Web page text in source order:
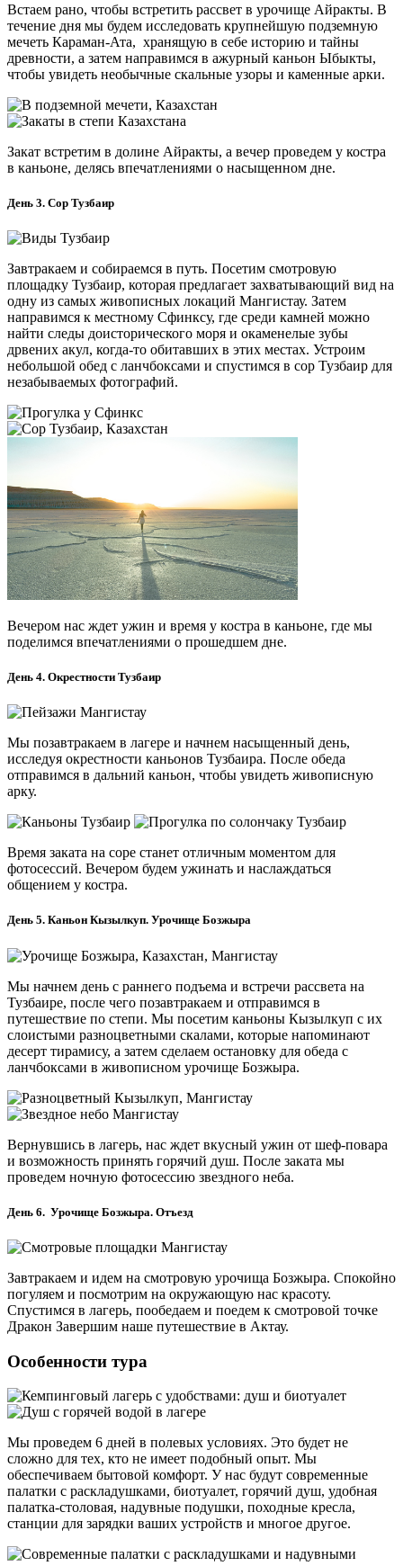
Встаем рано, чтобы встретить рассвет в урочище Айракты. В
течение дня мы будем исследовать крупнейшую подземную
мечеть Караман-Ата, хранящую в себе историю и тайны
древности, а затем направимся в ажурный каньон Ыбыкты,
чтобы увидеть необычные скальные узоры и каменные арки.
Закат встретим в долине Айракты, а вечер проведем у костра
в каньоне, делясь впечатлениями о насыщенном дне.
День 3. Сор Тузбаир
Завтракаем и собираемся в путь. Посетим смотровую
площадку Тузбаир, которая предлагает захватывающий вид на
одну из самых живописных локаций Мангистау. Затем
направимся к местному Сфинксу, где среди камней можно
найти следы доисторического моря и окаменелые зубы
дрвених акул, когда-то обитавших в этих местах. Устроим
небольшой обед с ланчбоксами и спустимся в сор Тузбаир для
незабываемых фотографий.
Вечером нас ждет ужин и время у костра в каньоне, где мы
поделимся впечатлениями о прошедшем дне.
День 4. Окрестности Тузбаир
Мы позавтракаем в лагере и начнем насыщенный день,
исследуя окрестности каньонов Тузбаира. После обеда
отправимся в дальний каньон, чтобы увидеть живописную
арку.
Время заката на соре станет отличным моментом для
фотосессий. Вечером будем ужинать и наслаждаться
общением у костра.
День 5. Каньон Кызылкуп. Урочище Бозжыра
Мы начнем день с раннего подъема и встречи рассвета на
Тузбаире, после чего позавтракаем и отправимся в
путешествие по степи. Мы посетим каньоны Кызылкуп с их
слоистыми разноцветными скалами, которые напоминают
десерт тирамису, а затем сделаем остановку для обеда с
ланчбоксами в живописном урочище Бозжыра.
Вернувшись в лагерь, нас ждет вкусный ужин от шеф-повара
и возможность принять горячий душ. После заката мы
проведем ночную фотосессию звездного неба.
День 6. Урочище Бозжыра. Отъезд
Завтракаем и идем на смотровую урочища Бозжыра. Спокойно
погуляем и посмотрим на окружающую нас красоту.
Спустимся в лагерь, пообедаем и поедем к смотровой точке
Дракон Завершим наше путешествие в Актау.
Особенности тура
Мы проведем 6 дней в полевых условиях. Это будет не
сложно для тех, кто не имеет подобный опыт. Мы
обеспечиваем бытовой комфорт. У нас будут современные
палатки с раскладушками, биотуалет, горячий душ, удобная
палатка-столовая, надувные подушки, походные кресла,
станции для зарядки ваших устройств и многое другое.